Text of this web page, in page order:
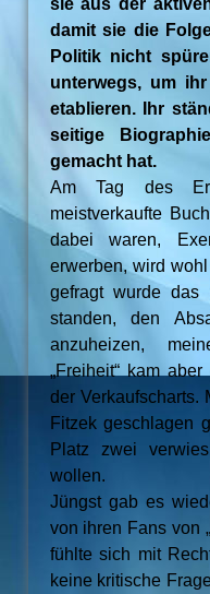
sie aus der
damit sie die
Politik nicht
unterwegs, um
etablieren. Ihr
seitige
gemacht hat.
Am Tag des
meistverkaufte
dabei waren,
erwerben, wird
gefragt wurde
standen, den
anzuheizen,
„Freiheit“ kam
der Verkaufscharts.
Fitzek geschlagen
Platz zwei
wollen.
Jüngst gab es
von ihren Fans von
fühlte sich mit
keine kritische